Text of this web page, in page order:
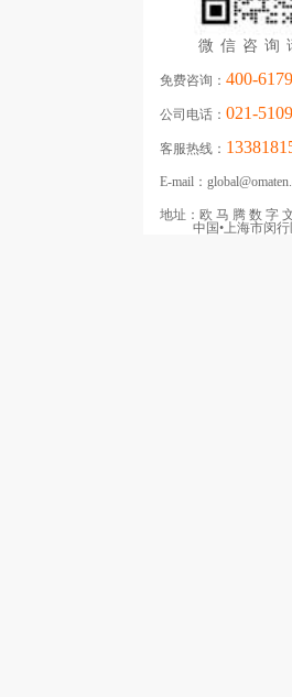
微信咨询
免费咨询： 400-
公司电话： 021-
客服热线：
E-mail：
地址： 欧马腾数字
中国•上海市闵行